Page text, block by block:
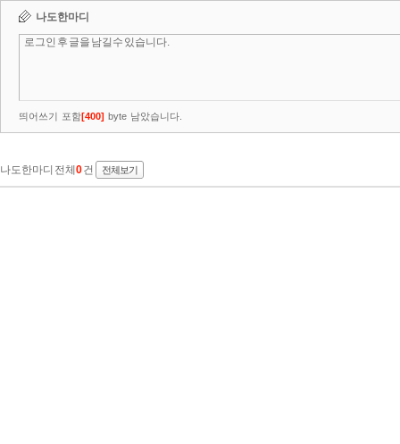
나도한마디
띄어쓰기 포함[400] byte 남았습니다.
나도한마디 전체 0건 전체보기